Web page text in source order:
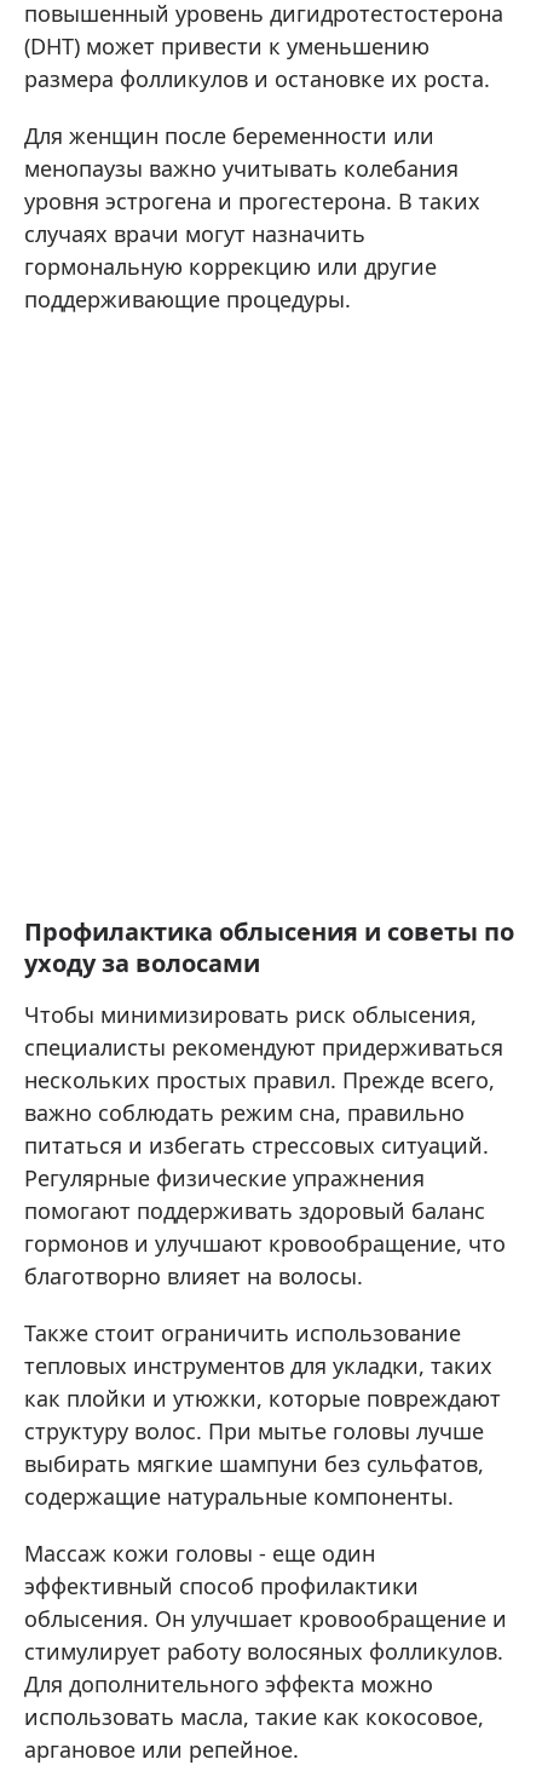
повышенный уровень дигидротестостерона
(DHT) может привести к уменьшению
размера фолликулов и остановке их роста.
Для женщин после беременности или
менопаузы важно учитывать колебания
уровня эстрогена и прогестерона. В таких
случаях врачи могут назначить
гормональную коррекцию или другие
поддерживающие процедуры.
Профилактика облысения и советы по
уходу за волосами
Чтобы минимизировать риск облысения,
специалисты рекомендуют придерживаться
нескольких простых правил. Прежде всего,
важно соблюдать режим сна, правильно
питаться и избегать стрессовых ситуаций.
Регулярные физические упражнения
помогают поддерживать здоровый баланс
гормонов и улучшают кровообращение, что
благотворно влияет на волосы.
Также стоит ограничить использование
тепловых инструментов для укладки, таких
как плойки и утюжки, которые повреждают
структуру волос. При мытье головы лучше
выбирать мягкие шампуни без сульфатов,
содержащие натуральные компоненты.
Массаж кожи головы - еще один
эффективный способ профилактики
облысения. Он улучшает кровообращение и
стимулирует работу волосяных фолликулов.
Для дополнительного эффекта можно
использовать масла, такие как кокосовое,
аргановое или репейное.